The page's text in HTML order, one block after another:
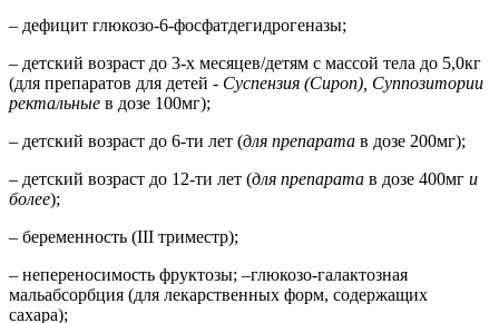
– дефицит глюкозо-6-фосфатдегидрогеназы;
– детский возраст до 3-х месяцев/детям с массой тела до 5,0кг
(для препаратов для детей - Суспензия (Сироп), Суппозитории
ректальные в дозе 100мг);
– детский возраст до 6-ти лет (для препарата в дозе 200мг);
– детский возраст до 12-ти лет (для препарата в дозе 400мг и
более);
– беременность (III триместр);
– непереносимость фруктозы; –глюкозо-галактозная
мальабсорбция (для лекарственных форм, содержащих
сахара);